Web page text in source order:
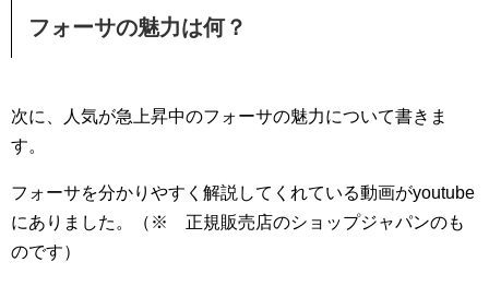
フォーサの魅力は何？
次に、人気が急上昇中のフォーサの魅力について書きま
す。
フォーサを分かりやすく解説してくれている動画がyoutube
にありました。（※ 正規販売店のショップジャパンのも
のです）